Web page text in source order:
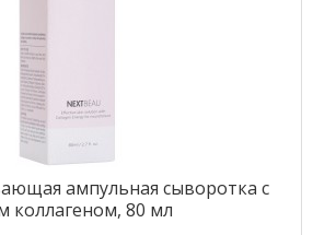
ампульная сыворотка с
коллагеном, 80 мл